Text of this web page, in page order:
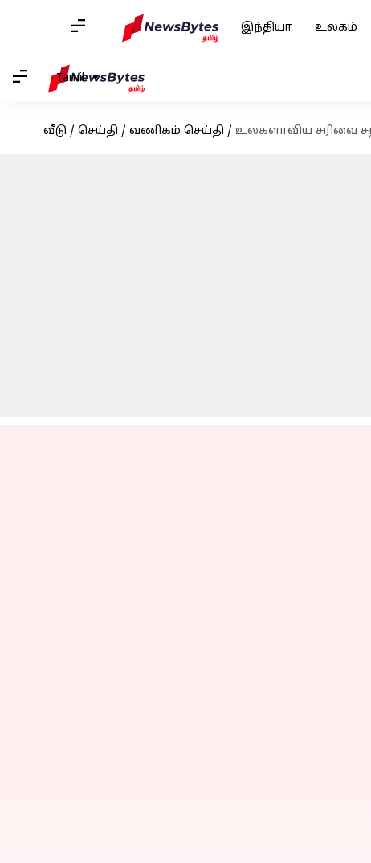
இந்தியா உலகம்
Tamil
வீடு / செய்தி / வணிகம் செய்தி / உலகளாவிய சரிவை